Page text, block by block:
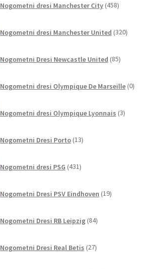
Nogometni dresi Manchester City 458izdelkov
Nogometni dresi Manchester United 320izdelkov
Nogometni Dresi Newcastle United 85izdelkov
Nogometni dresi Olympique De Marseille 0
Nogometni dresi Olympique Lyonnais 3izdelki
Nogometni Dresi Porto 13izdelkov
Nogometni dresi PSG 431izdelkov
Nogometni Dresi PSV Eindhoven 19izdelkov
Nogometni Dresi RB Leipzig 84izdelkov
Nogometni Dresi Real Betis 27izdelkov